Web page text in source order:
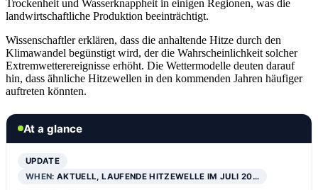
Trockenheit und Wasserknappheit in einigen Regionen, was die
landwirtschaftliche Produktion beeinträchtigt.
Wissenschaftler erklären, dass die anhaltende Hitze durch den
Klimawandel begünstigt wird, der die Wahrscheinlichkeit solcher
Extremwetterereignisse erhöht. Die Wettermodelle deuten darauf
hin, dass ähnliche Hitzewellen in den kommenden Jahren häufiger
auftreten könnten.
At a glance
UPDATE
WHEN:AKTUELL, LAUFENDE HITZEWELLE IM JULI 20…